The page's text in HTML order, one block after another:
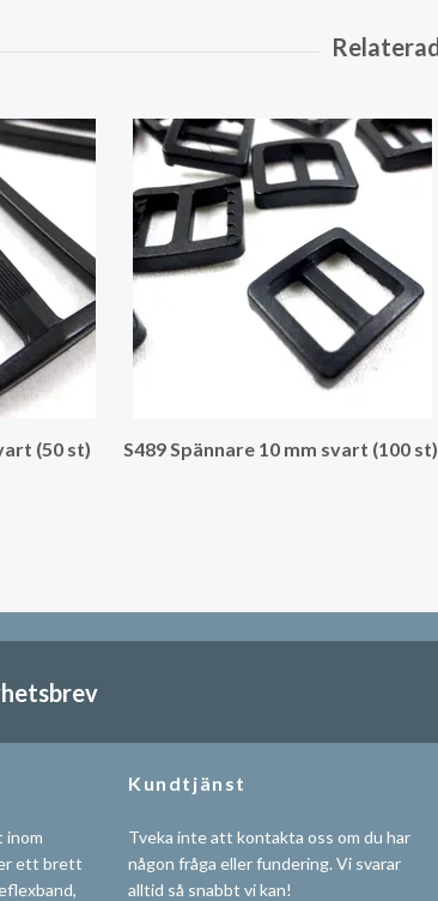
(50 st) S489 Spännare 10 mm svart (100 st)
inom
ett brett
Kundtjänst
Tveka inte att kontakta oss om du har
någon fråga eller fundering. Vi svarar
alltid så snabbt vi kan!